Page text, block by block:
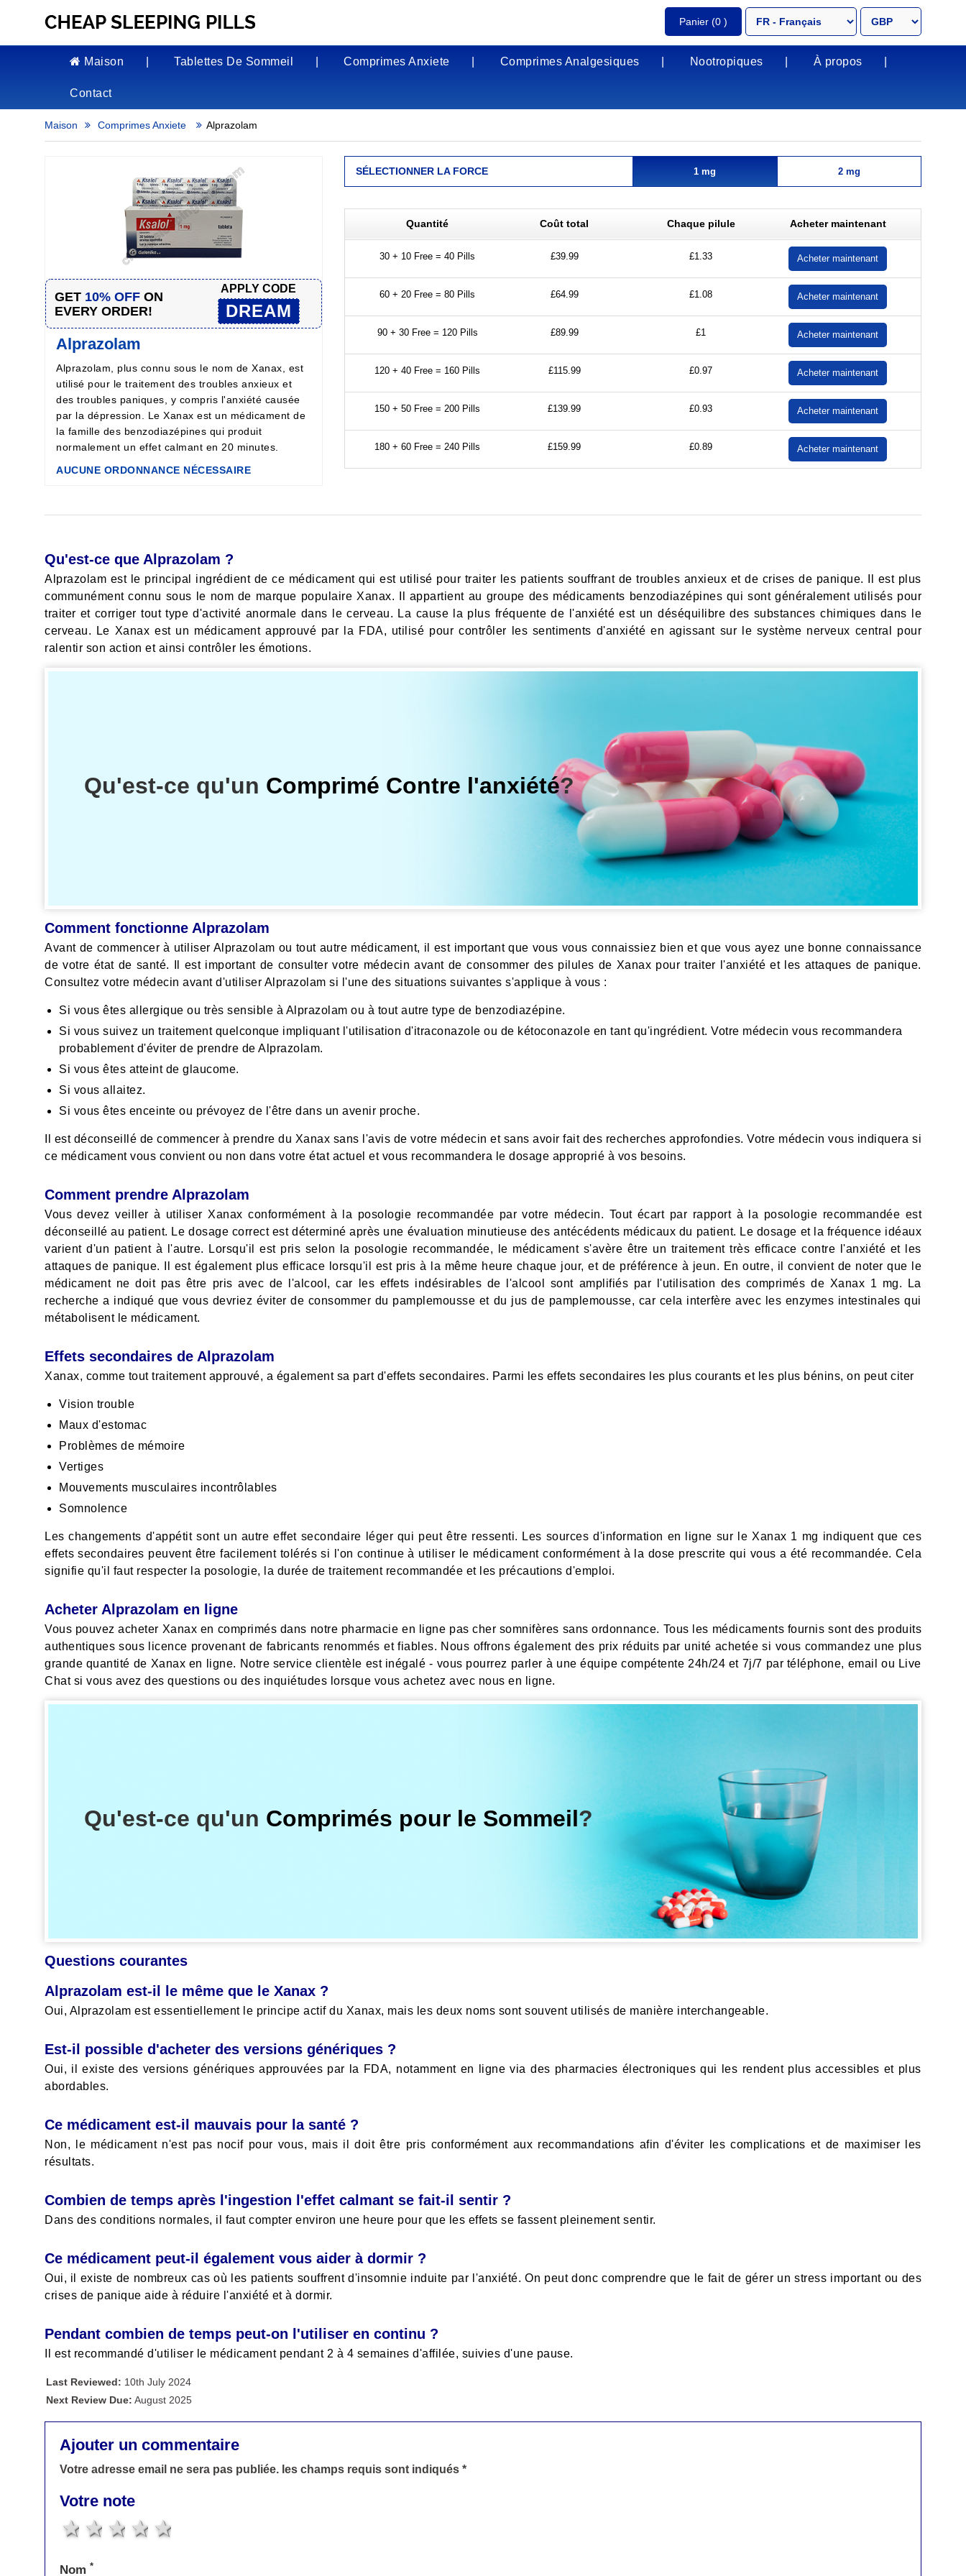
Panier(0 )
Maison Tablettes De Sommeil Comprimes Anxiete Comprimes Analgesiques Nootropiques À propos
Contact
Maison Comprimes Anxiete Alprazolam
GET 10% OFF ON
EVERY ORDER!
APPLY CODE
DREAM
Alprazolam
Alprazolam, plus connu sous le nom de Xanax, est
utilisé pour le traitement des troubles anxieux et
des troubles paniques, y compris l'anxiété causée
par la dépression. Le Xanax est un médicament de
la famille des benzodiazépines qui produit
normalement un effet calmant en 20 minutes.
AUCUNE ORDONNANCE NÉCESSAIRE
SÉLECTIONNER LA FORCE 1 mg 2 mg
Quantité Coût total Chaque pilule Acheter maintenant
30 + 10 Free = 40 Pills £39.99 £1.33
60 + 20 Free = 80 Pills £64.99 £1.08
90 + 30 Free = 120 Pills £89.99 £1
120 + 40 Free = 160 Pills £115.99 £0.97
150 + 50 Free = 200 Pills £139.99 £0.93
180 + 60 Free = 240 Pills £159.99 £0.89
Qu'est-ce que Alprazolam ?
Alprazolam est le principal ingrédient de ce médicament qui est utilisé pour traiter les patients souffrant de troubles anxieux et de crises de panique. Il est plus
communément connu sous le nom de marque populaire Xanax. Il appartient au groupe des médicaments benzodiazépines qui sont généralement utilisés pour
traiter et corriger tout type d'activité anormale dans le cerveau. La cause la plus fréquente de l'anxiété est un déséquilibre des substances chimiques dans le
cerveau. Le Xanax est un médicament approuvé par la FDA, utilisé pour contrôler les sentiments d'anxiété en agissant sur le système nerveux central pour
ralentir son action et ainsi contrôler les émotions.
Qu'est-ce qu'un Comprimé Contre l'anxiété?
Comment fonctionne Alprazolam
Avant de commencer à utiliser Alprazolam ou tout autre médicament, il est important que vous vous connaissiez bien et que vous ayez une bonne connaissance
de votre état de santé. Il est important de consulter votre médecin avant de consommer des pilules de Xanax pour traiter l'anxiété et les attaques de panique.
Consultez votre médecin avant d'utiliser Alprazolam si l'une des situations suivantes s'applique à vous :
Si vous êtes allergique ou très sensible à Alprazolam ou à tout autre type de benzodiazépine.
Si vous suivez un traitement quelconque impliquant l'utilisation d'itraconazole ou de kétoconazole en tant qu'ingrédient. Votre médecin vous recommandera
probablement d'éviter de prendre de Alprazolam.
Si vous êtes atteint de glaucome.
Si vous allaitez.
Si vous êtes enceinte ou prévoyez de l'être dans un avenir proche.
Il est déconseillé de commencer à prendre du Xanax sans l'avis de votre médecin et sans avoir fait des recherches approfondies. Votre médecin vous indiquera si
ce médicament vous convient ou non dans votre état actuel et vous recommandera le dosage approprié à vos besoins.
Comment prendre Alprazolam
Vous devez veiller à utiliser Xanax conformément à la posologie recommandée par votre médecin. Tout écart par rapport à la posologie recommandée est
déconseillé au patient. Le dosage correct est déterminé après une évaluation minutieuse des antécédents médicaux du patient. Le dosage et la fréquence idéaux
varient d'un patient à l'autre. Lorsqu'il est pris selon la posologie recommandée, le médicament s'avère être un traitement très efficace contre l'anxiété et les
attaques de panique. Il est également plus efficace lorsqu'il est pris à la même heure chaque jour, et de préférence à jeun. En outre, il convient de noter que le
médicament ne doit pas être pris avec de l'alcool, car les effets indésirables de l'alcool sont amplifiés par l'utilisation des comprimés de Xanax 1 mg. La
recherche a indiqué que vous devriez éviter de consommer du pamplemousse et du jus de pamplemousse, car cela interfère avec les enzymes intestinales qui
métabolisent le médicament.
Effets secondaires de Alprazolam
Xanax, comme tout traitement approuvé, a également sa part d'effets secondaires. Parmi les effets secondaires les plus courants et les plus bénins, on peut citer
Vision trouble
Maux d'estomac
Problèmes de mémoire
Vertiges
Mouvements musculaires incontrôlables
Somnolence
Les changements d'appétit sont un autre effet secondaire léger qui peut être ressenti. Les sources d'information en ligne sur le Xanax 1 mg indiquent que ces
effets secondaires peuvent être facilement tolérés si l'on continue à utiliser le médicament conformément à la dose prescrite qui vous a été recommandée. Cela
signifie qu'il faut respecter la posologie, la durée de traitement recommandée et les précautions d'emploi.
Acheter Alprazolam en ligne
Vous pouvez acheter Xanax en comprimés dans notre pharmacie en ligne pas cher somnifères sans ordonnance. Tous les médicaments fournis sont des produits
authentiques sous licence provenant de fabricants renommés et fiables. Nous offrons également des prix réduits par unité achetée si vous commandez une plus
grande quantité de Xanax en ligne. Notre service clientèle est inégalé - vous pourrez parler à une équipe compétente 24h/24 et 7j/7 par téléphone, email ou Live
Chat si vous avez des questions ou des inquiétudes lorsque vous achetez avec nous en ligne.
Qu'est-ce qu'un Comprimés pour le Sommeil?
Questions courantes
Alprazolam est-il le même que le Xanax ?
Oui, Alprazolam est essentiellement le principe actif du Xanax, mais les deux noms sont souvent utilisés de manière interchangeable.
Est-il possible d'acheter des versions génériques ?
Oui, il existe des versions génériques approuvées par la FDA, notamment en ligne via des pharmacies électroniques qui les rendent plus accessibles et plus
abordables.
Ce médicament est-il mauvais pour la santé ?
Non, le médicament n'est pas nocif pour vous, mais il doit être pris conformément aux recommandations afin d'éviter les complications et de maximiser les
résultats.
Combien de temps après l'ingestion l'effet calmant se fait-il sentir ?
Dans des conditions normales, il faut compter environ une heure pour que les effets se fassent pleinement sentir.
Ce médicament peut-il également vous aider à dormir ?
Oui, il existe de nombreux cas où les patients souffrent d'insomnie induite par l'anxiété. On peut donc comprendre que le fait de gérer un stress important ou des
crises de panique aide à réduire l'anxiété et à dormir.
Pendant combien de temps peut-on l'utiliser en continu ?
Il est recommandé d'utiliser le médicament pendant 2 à 4 semaines d'affilée, suivies d'une pause.
Last Reviewed: 10th July 2024
Next Review Due: August 2025
Ajouter un commentaire
Votre adresse email ne sera pas publiée. les champs requis sont indiqués *
Votre note
4 stars
3 stars
2 stars
1 star
Nom *